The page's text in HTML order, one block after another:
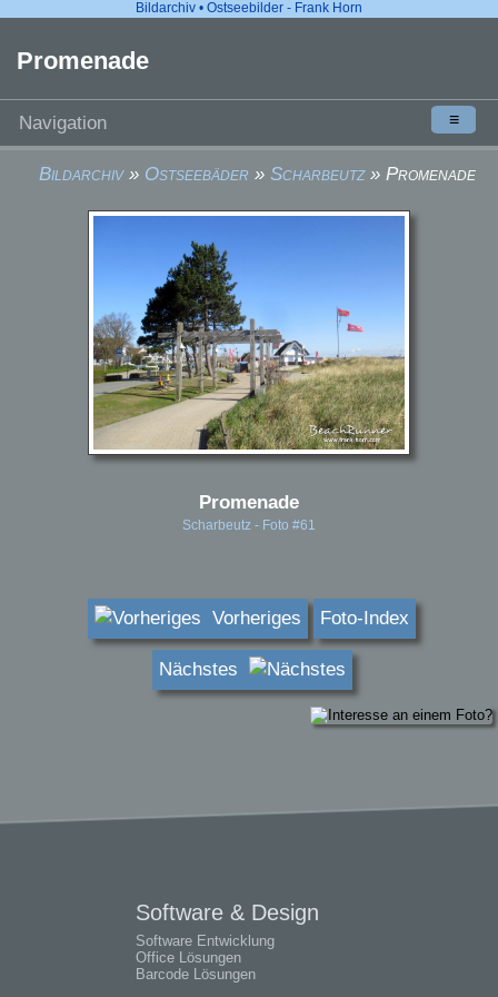
Bildarchiv • Ostseebilder - Frank Horn
Promenade
Navigation ≡
Bildarchiv» Ostseebäder » Scharbeutz» Promenade
Promenade
Scharbeutz - Foto #61
Vorheriges Foto-Index
Nächstes
Software & Design
Software Entwicklung
Office Lösungen
Barcode Lösungen